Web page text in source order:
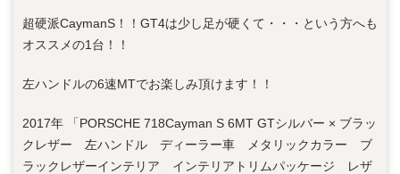
超硬派CaymanS！！GT4は少し足が硬くて・・・という方へも
オススメの1台！！
左ハンドルの6速MTでお楽しみ頂けます！！
2017年 「PORSCHE 718Cayman S 6MT GTシルバー × ブラッ
クレザー 左ハンドル ディーラー車 メタリックカラー ブ
ラックレザーインテリア インテリアトリムパッケージ レザ